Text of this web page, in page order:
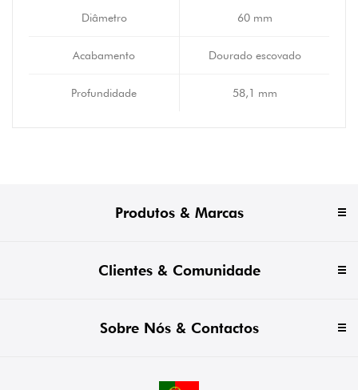
Diâmetro 60 mm
Acabamento Dourado escovado
Profundidade 58,1 mm
Produtos & Marcas
Clientes & Comunidade
Sobre Nós & Contactos